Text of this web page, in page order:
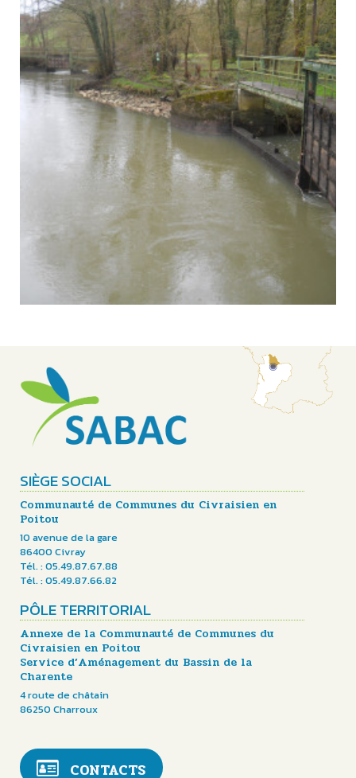
SIÈGE SOCIAL
Communauté de Communes du Civraisien en
Poitou
10 avenue de la gare
86400 Civray
Tél. : 05.49.87.67.88
Tél. : 05.49.87.66.82
PÔLE TERRITORIAL
Annexe de la Communauté de Communes du
Civraisien en Poitou
Service d’Aménagement du Bassin de la
Charente
4 route de châtain
86250 Charroux
CONTACTS